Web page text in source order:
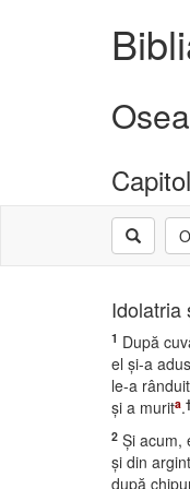
Osea
Idolatria
1 După
el şi-a
le-a
şi a murita.
2 Şi acum,
şi din
după